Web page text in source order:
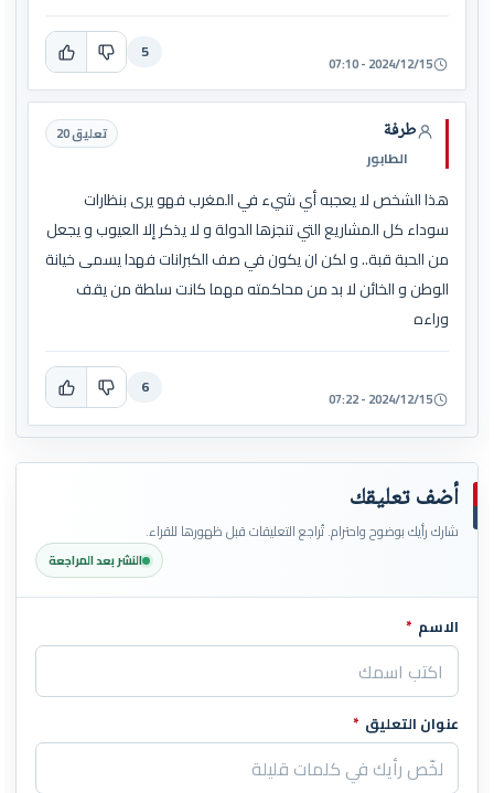
2024/12/15 - 07:10
5
طرفة
الطابور
تعليق 20
هذا الشخص لا يعجبه أي شيء في المغرب فهو يرى بنظارات
سوداء كل المشاريع التي تنجزها الدولة و لا يذكر إلا العيوب و يجعل
من الحبة قبة.. و لكن ان يكون في صف الكبرانات فهدا يسمى خيانة
الوطن و الخائن لا بد من محاكمته مهما كانت سلطة من يقف
وراءه
2024/12/15 - 07:22
6
أضف تعليقك
شارك رأيك بوضوح واحترام. تُراجع التعليقات قبل ظهورها للقراء.
النشر بعد المراجعة
اترك هذا الحقل فارغاً
الاسم *
عنوان التعليق *